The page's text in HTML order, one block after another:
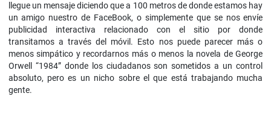
llegue un mensaje diciendo que a 100 metros de donde estamos hay
un amigo nuestro de FaceBook, o simplemente que se nos envíe
publicidad interactiva relacionado con el sitio por donde
transitamos a través del móvil. Esto nos puede parecer más o
menos simpático y recordarnos más o menos la novela de George
Orwell “1984” donde los ciudadanos son sometidos a un control
absoluto, pero es un nicho sobre el que está trabajando mucha
gente.